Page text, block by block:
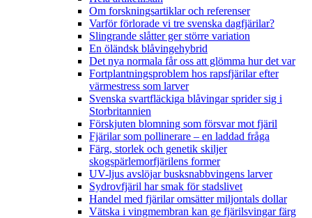
Om forskningsartiklar och referenser
Varför förlorade vi tre svenska dagfjärilar?
Slingrande slåtter ger större variation
En öländsk blåvingehybrid
Det nya normala får oss att glömma hur det var
Fortplantningsproblem hos rapsfjärilar efter
värmestress som larver
Svenska svartfläckiga blåvingar sprider sig i
Storbritannien
Förskjuten blomning som försvar mot fjäril
Fjärilar som pollinerare – en laddad fråga
Färg, storlek och genetik skiljer
skogspärlemorfjärilens former
UV-ljus avslöjar busksnabbvingens larver
Sydrovfjäril har smak för stadslivet
Handel med fjärilar omsätter miljontals dollar
Vätska i vingmembran kan ge fjärilsvingar färg